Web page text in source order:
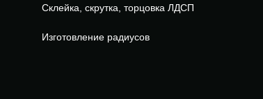
Склейка, скрутка, торцовка ЛДСП
Изготовление радиусов